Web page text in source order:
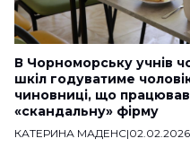
В Чорноморську учнів
шкіл годуватиме
чиновниці, що
«скандальну» фірму
КАТЕРИНА МАДЕНС|02.02.2026